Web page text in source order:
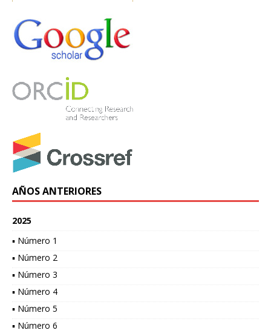
AÑOS ANTERIORES
2025
▪ Número 1
▪ Número 2
▪ Número 3
▪ Número 4
▪ Número 5
▪ Número 6